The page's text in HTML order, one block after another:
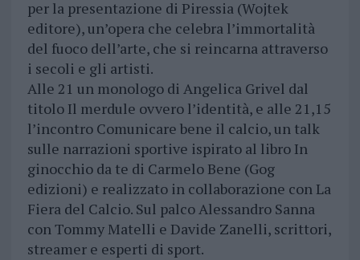
per la presentazione di Piressia (Wojtek
editore), un’opera che celebra l’immortalità
del fuoco dell’arte, che si reincarna attraverso
i secoli e gli artisti.
Alle 21 un monologo di Angelica Grivel dal
titolo Il merdule ovvero l’identità, e alle 21,15
l’incontro Comunicare bene il calcio, un talk
sulle narrazioni sportive ispirato al libro In
ginocchio da te di Carmelo Bene (Gog
edizioni) e realizzato in collaborazione con La
Fiera del Calcio. Sul palco Alessandro Sanna
con Tommy Matelli e Davide Zanelli, scrittori,
streamer e esperti di sport.